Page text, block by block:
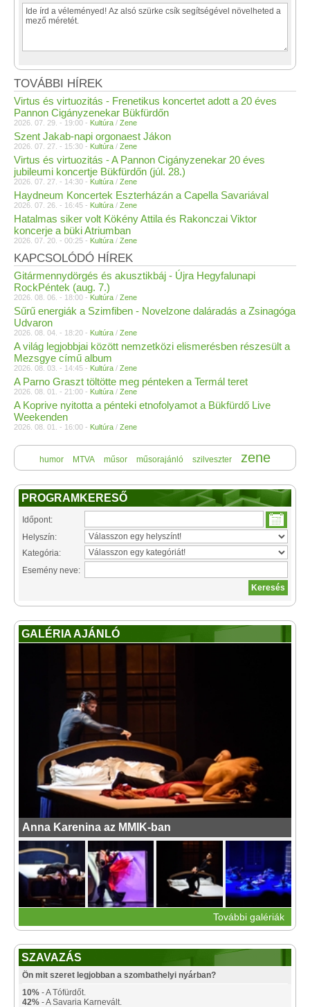
TOVÁBBI HÍREK
Virtus és virtuozitás - Frenetikus koncertet adott a 20 éves
Pannon Cigányzenekar Bükfürdőn
2026. 07. 29. - 19:00 - Kultúra / Zene
Szent Jakab-napi orgonaest Jákon
2026. 07. 27. - 15:30 - Kultúra / Zene
Virtus és virtuozitás - A Pannon Cigányzenekar 20 éves
jubileumi koncertje Bükfürdőn (júl. 28.)
2026. 07. 27. - 14:30 - Kultúra / Zene
Haydneum Koncertek Eszterházán a Capella Savariával
2026. 07. 26. - 16:45 - Kultúra / Zene
Hatalmas siker volt Kökény Attila és Rakonczai Viktor
koncerje a büki Atriumban
2026. 07. 20. - 00:25 - Kultúra / Zene
KAPCSOLÓDÓ HÍREK
Gitármennydörgés és akusztikbáj - Újra Hegyfalunapi
RockPéntek (aug. 7.)
2026. 08. 06. - 18:00 - Kultúra / Zene
Sűrű energiák a Szimfiben - Novelzone daláradás a Zsinagóga
Udvaron
2026. 08. 04. - 18:20 - Kultúra / Zene
A világ legjobbjai között nemzetközi elismerésben részesült a
Mezsgye című album
2026. 08. 03. - 14:45 - Kultúra / Zene
A Parno Graszt töltötte meg pénteken a Termál teret
2026. 08. 01. - 21:00 - Kultúra / Zene
A Koprive nyitotta a pénteki etnofolyamot a Bükfürdő Live
Weekenden
2026. 08. 01. - 16:00 - Kultúra / Zene
humor MTVA műsor műsorajánló szilveszter zene
PROGRAMKERESŐ
Időpont:
Helyszín:
Kategória:
Esemény neve:
GALÉRIA AJÁNLÓ
Anna Karenina az MMIK-ban
További galériák
SZAVAZÁS
Ön mit szeret legjobban a szombathelyi nyárban?
10% - A Tófürdőt.
42% - A Savaria Karnevált.